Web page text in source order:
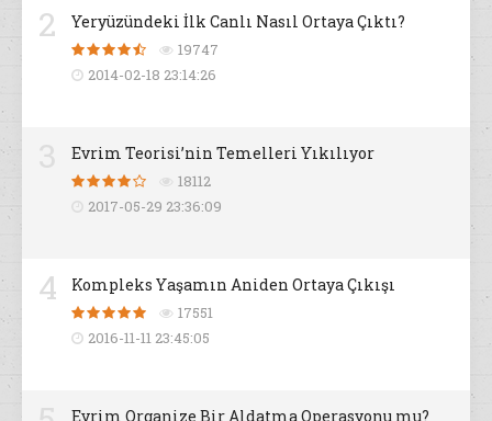
2 Yeryüzündeki İlk Canlı Nasıl Ortaya Çıktı?
19747
2014-02-18 23:14:26
Evrim Teorisi’nin Temelleri Yıkılıyor
18112
2017-05-29 23:36:09
4 Kompleks Yaşamın Aniden Ortaya Çıkışı
17551
2016-11-11 23:45:05
Evrim Organize Bir Aldatma Operasyonu mu?